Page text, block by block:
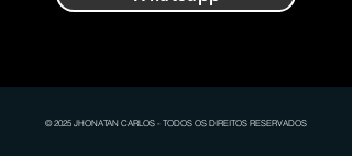
© 2025 JHONATAN CARLOS - TODOS OS DIREITOS RESERVADOS